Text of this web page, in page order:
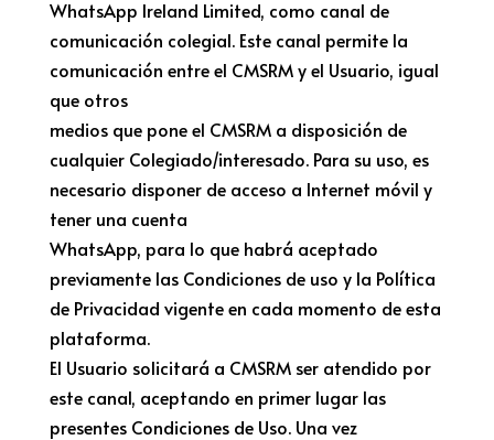
WhatsApp Ireland Limited, como canal de
comunicación colegial. Este canal permite la
comunicación entre el CMSRM y el Usuario, igual
que otros
medios que pone el CMSRM a disposición de
cualquier Colegiado/interesado. Para su uso, es
necesario disponer de acceso a Internet móvil y
tener una cuenta
WhatsApp, para lo que habrá aceptado
previamente las Condiciones de uso y la Política
de Privacidad vigente en cada momento de esta
plataforma.
El Usuario solicitará a CMSRM ser atendido por
este canal, aceptando en primer lugar las
presentes Condiciones de Uso. Una vez